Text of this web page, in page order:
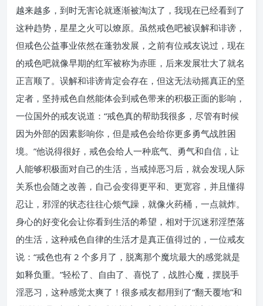
越来越多，到时无害论就逐渐被淘汰了，我现在已经看到了
这种趋势，星星之火可以燎原。虽然戒色吧被误解和诽谤，
但戒色公益事业依然在蓬勃发展，之前有位戒友说过，现在
的戒色吧就像早期的红军被称为赤匪，后来发展壮大了就名
正言顺了。误解和诽谤肯定会存在，但这无法动摇真正的坚
定者，坚持戒色自然能体会到戒色带来的积极正面的影响，
一位国外的戒友说道：“戒色真的帮助我很多，尽管有时候
因为外部的因素影响你，但是戒色会给你更多勇气战胜困
境。”他说得很好，戒色会给人一种底气、勇气和自信，让
人能够积极面对自己的生活，当戒掉恶习后，就会发现人际
关系也会随之改善，自己会变得更平和、更宽容，并且懂得
忍让，邪淫的状态往往心烦气躁，就像火药桶，一点就炸。
身心的好变化会让你看到生活的希望，相对于沉迷邪淫堕落
的生活，这种戒色自律的生活才是真正值得过的，一位戒友
说：“戒色也有 2 个多月了，脱离那个魔坑最大的感觉就是
如释负重。”轻松了、自由了、喜悦了，战胜心魔，摆脱手
淫恶习，这种感觉太爽了！很多戒友都用到了“翻天覆地”和